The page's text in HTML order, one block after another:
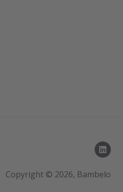
Copyright © 2026, Bambelo